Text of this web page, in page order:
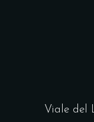
Viale del